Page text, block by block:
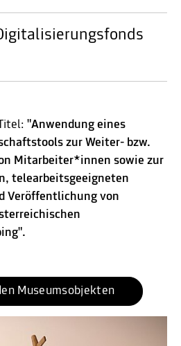
"Anwendung eines
zur Weiter- bzw.
Mitarbeiter*innen sowie zur
telearbeitsgeeigneten
Veröffentlichung von
Museumsobjekten